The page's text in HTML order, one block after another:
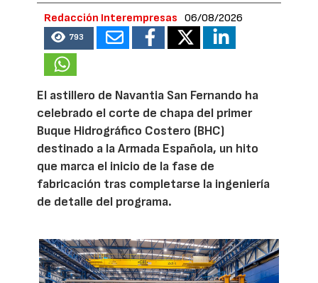
Redacción Interempresas 06/08/2026
793
El astillero de Navantia San Fernando ha
celebrado el corte de chapa del primer
Buque Hidrográfico Costero (BHC)
destinado a la Armada Española, un hito
que marca el inicio de la fase de
fabricación tras completarse la ingeniería
de detalle del programa.